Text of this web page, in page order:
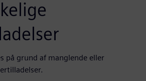
på grund af manglende eller